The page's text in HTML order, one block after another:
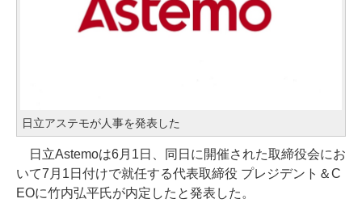
日立アステモが人事を発表した
日立Astemoは6月1日、同日に開催された取締役会にお
いて7月1日付けで就任する代表取締役 プレジデント＆C
EOに竹内弘平氏が内定したと発表した。